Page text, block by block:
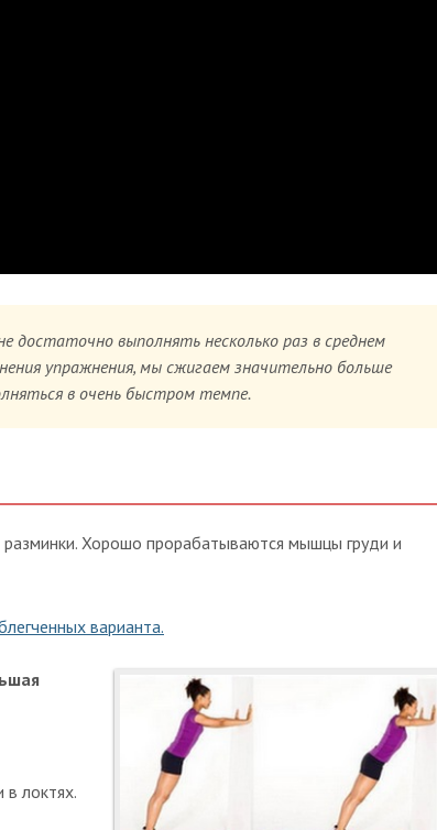
достаточно выполнять несколько раз в среднем
упражнения, мы сжигаем значительно больше
в очень быстром темпе.
Хорошо прорабатываются мышцы груди и
варианта.
в локтях.